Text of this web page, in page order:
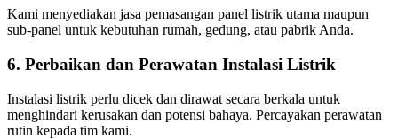
Kami menyediakan jasa pemasangan panel listrik utama maupun
sub-panel untuk kebutuhan rumah, gedung, atau pabrik Anda.
6. Perbaikan dan Perawatan Instalasi Listrik
Instalasi listrik perlu dicek dan dirawat secara berkala untuk
menghindari kerusakan dan potensi bahaya. Percayakan perawatan
rutin kepada tim kami.